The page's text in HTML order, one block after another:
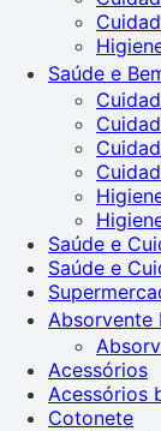
Saúde e
Saúde e
Saúde e
Absorvente
Acessórios
Acessórios
Cotonete